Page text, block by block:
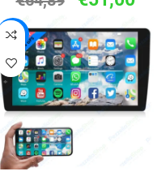
-23%